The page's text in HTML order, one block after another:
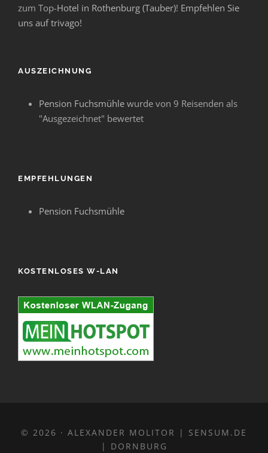
zum Top-Hotel in Rothenburg (Tauber)! Empfehlen Sie
uns auf trivago!
AUSZEICHNUNG
Pension Fuchsmühle wurde von 9 Reisenden als
"Ausgezeichnet" bewertet
EMPFEHLUNGEN
Pension Fuchsmühle
KOSTENLOSES W-LAN
© 2026 · ALEXANDER MOLITOR | SENSUM.DE
| DORNBURG